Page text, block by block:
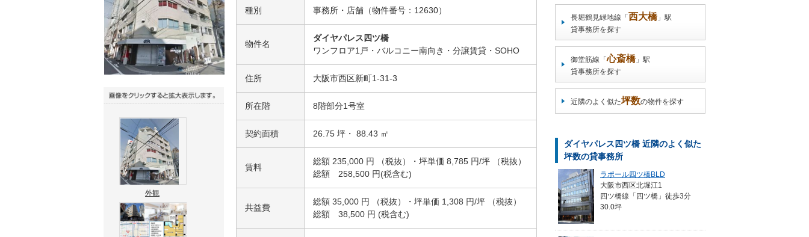
外観
種別 事務所・店舗（物件番号：12630）
物件名
ダイヤパレス四ツ橋
ワンフロア1戸・バルコニー南向き・分譲賃貸・SOHO
住所 大阪市西区新町1-31-3
所在階 8階部分1号室
契約面積 26.75 坪・ 88.43 ㎡
賃料
総額 235,000 円 （税抜）・坪単価 8,785 円/坪 （税抜）
総額 258,500 円(税含む)
共益費
総額 35,000 円 （税抜）・坪単価 1,308 円/坪 （税抜）
総額 38,500 円 (税含む)
長堀鶴見緑地線「 西大橋」駅
貸事務所を探す
御堂筋線「心斎橋」駅
貸事務所を探す
近隣のよく似た坪数の物件を探す
ダイヤパレス四ツ橋 近隣のよく似た
坪数の貸事務所
ラポール四ツ橋BLD
大阪市西区北堀江1
四ツ橋線「四ツ橋」徒歩3分
30.0坪